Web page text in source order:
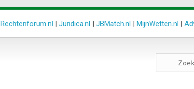
Rechtenforum.nl | Juridica.nl | JBMatch.nl | MijnWetten.nl |